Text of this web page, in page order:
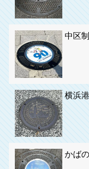
中区
横浜
かば